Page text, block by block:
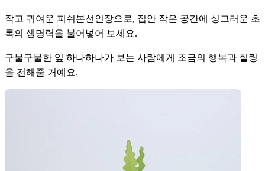
작고 귀여운 피쉬본선인장으로, 집안 작은 공간에 싱그러운 초
록의 생명력을 불어넣어 보세요.
구불구불한 잎 하나하나가 보는 사람에게 조금의 행복과 힐링
을 전해줄 거예요.